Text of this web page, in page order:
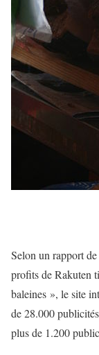
Selon un rapport
profits de Rakuten
baleines », le site
de 28.000
plus de 1.200